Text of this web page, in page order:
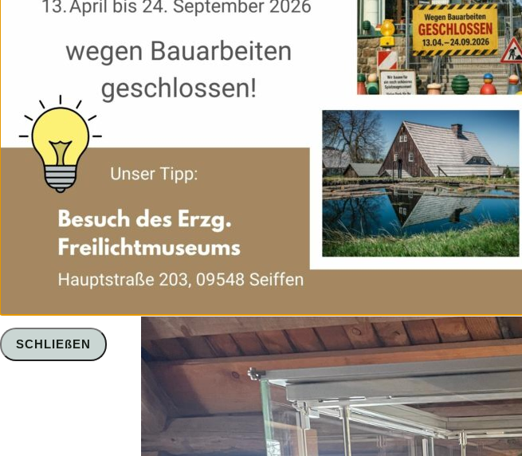
SCHLIEßEN